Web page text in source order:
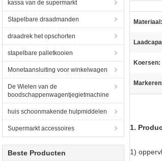
kassa van de supermarkt
Stapelbare draadmanden
draadrek het opschorten
stapelbare palletkooien
Monetaansluiting voor winkelwagen
De Wielen van de
boodschappenwagentjegietmachine
huis schoonmakende hulpmiddelen
Supermarkt accessoires
Beste Producten
Materiaal:
Koersen:
1.
1)